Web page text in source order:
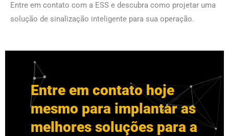
Entre em contato com a ESS e descubra como projetar uma
solução de sinalização inteligente para sua operação.
Entre em contato hoje
mesmo para implantar as
melhores soluções para a